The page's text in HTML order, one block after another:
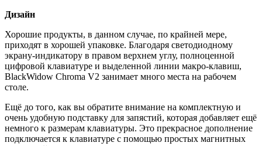
Дизайн
Хорошие продукты, в данном случае, по крайней мере,
приходят в хорошей упаковке. Благодаря светодиодному
экрану-индикатору в правом верхнем углу, полноценной
цифровой клавиатуре и выделенной линии макро-клавиш,
BlackWidow Chroma V2 занимает много места на рабочем
столе.
Ещё до того, как вы обратите внимание на комплектную и
очень удобную подставку для запястий, которая добавляет ещё
немного к размерам клавиатуры. Это прекрасное дополнение
подключается к клавиатуре с помощью простых магнитных